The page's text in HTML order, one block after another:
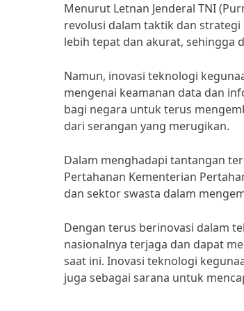
Menurut Letnan Jenderal TNI
revolusi dalam taktik dan
lebih tepat dan akurat, sehingga
Namun, inovasi teknologi
mengenai keamanan data dan
bagi negara untuk terus
dari serangan yang merugikan.
Dalam menghadapi tantangan
Pertahanan Kementerian
dan sektor swasta dalam
Dengan terus berinovasi dalam
nasionalnya terjaga dan dapat
saat ini. Inovasi teknologi
juga sebagai sarana untuk